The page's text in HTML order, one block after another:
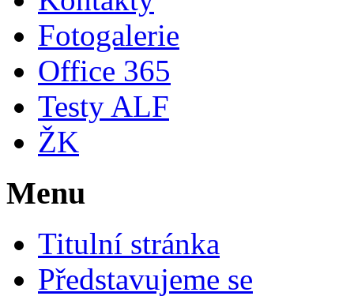
Fotogalerie
Office 365
Testy ALF
ŽK
Menu
Titulní stránka
Představujeme se